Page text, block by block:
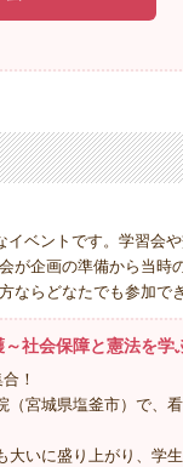
ベントです。学習会
が企画の準備から当時
ならどなたでも参加で
社会保障と憲法を学
！
宮城県塩釜市）で、
いに盛り上がり、学